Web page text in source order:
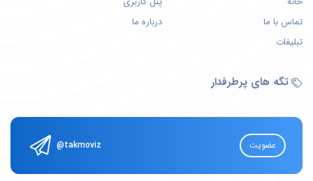
تماس با ما
درباره ما
تبلیغات
تگه های پرطرفدار
@takmoviz عضویت